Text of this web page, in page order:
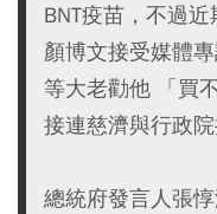
BNT疫苗，不過
顏博文接受媒體
等大老勸他 「買
接連慈濟與行政院
總統府發言人張